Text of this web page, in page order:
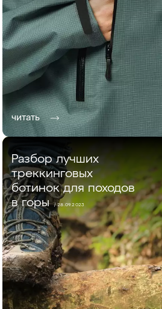
читать
Разбор лучших
треккинговых
ботинок для походов
в горы/ 28.09.2023